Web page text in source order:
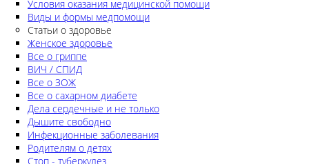
Условия оказания медицинской помощи
Виды и формы медпомощи
Статьи о здоровье
Женское здоровье
Все о гриппе
ВИЧ / СПИД
Все о ЗОЖ
Все о сахарном диабете
Дела сердечные и не только
Дышите свободно
Инфекционные заболевания
Родителям о детях
Стоп - туберкулез